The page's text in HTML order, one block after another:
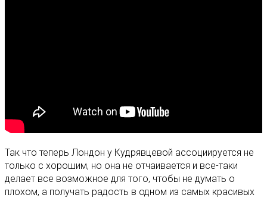
Так что теперь Лондон у Кудрявцевой ассоциируется не
только с хорошим, но она не отчаивается и все-таки
делает все возможное для того, чтобы не думать о
плохом, а получать радость в одном из самых красивых